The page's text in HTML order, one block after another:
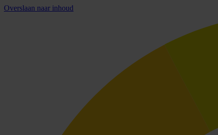
Overslaan naar inhoud